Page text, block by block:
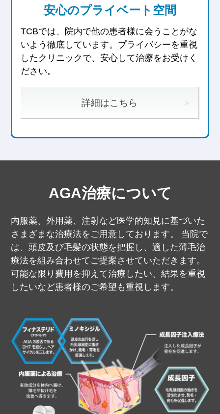
安心のプライベート空間
TCBでは、院内で他の患者様に会うことがな
いよう徹底しています。 プライバシーを重視
したクリニックで、安心して治療をお受けく
ださい。
詳細はこちら
AGA治療について
内服薬、外用薬、注射など医学的知見に基づいた
さまざまな治療法をご用意しております。
当院で
は、頭皮及び毛髪の状態を把握し、適した薄毛治
療法を組み合わせてご提案させていただきます。
可能な限り費用を抑えて治療したい、結果を重視
したいなど患者様のご希望も重視します。